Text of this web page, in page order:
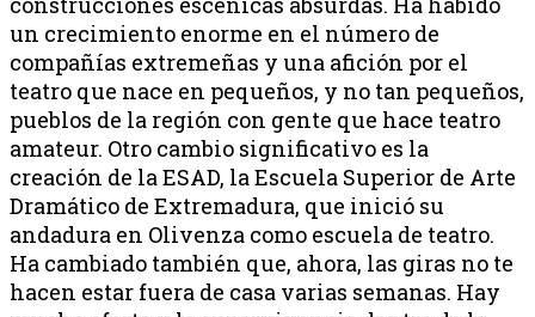
un crecimiento enorme en el número de
compañías extremeñas y una afición por el
teatro que nace en pequeños, y no tan pequeños,
pueblos de la región con gente que hace teatro
amateur. Otro cambio significativo es la
creación de la ESAD, la Escuela Superior de Arte
Dramático de Extremadura, que inició su
andadura en Olivenza como escuela de teatro.
Ha cambiado también que, ahora, las giras no te
hacen estar fuera de casa varias semanas. Hay